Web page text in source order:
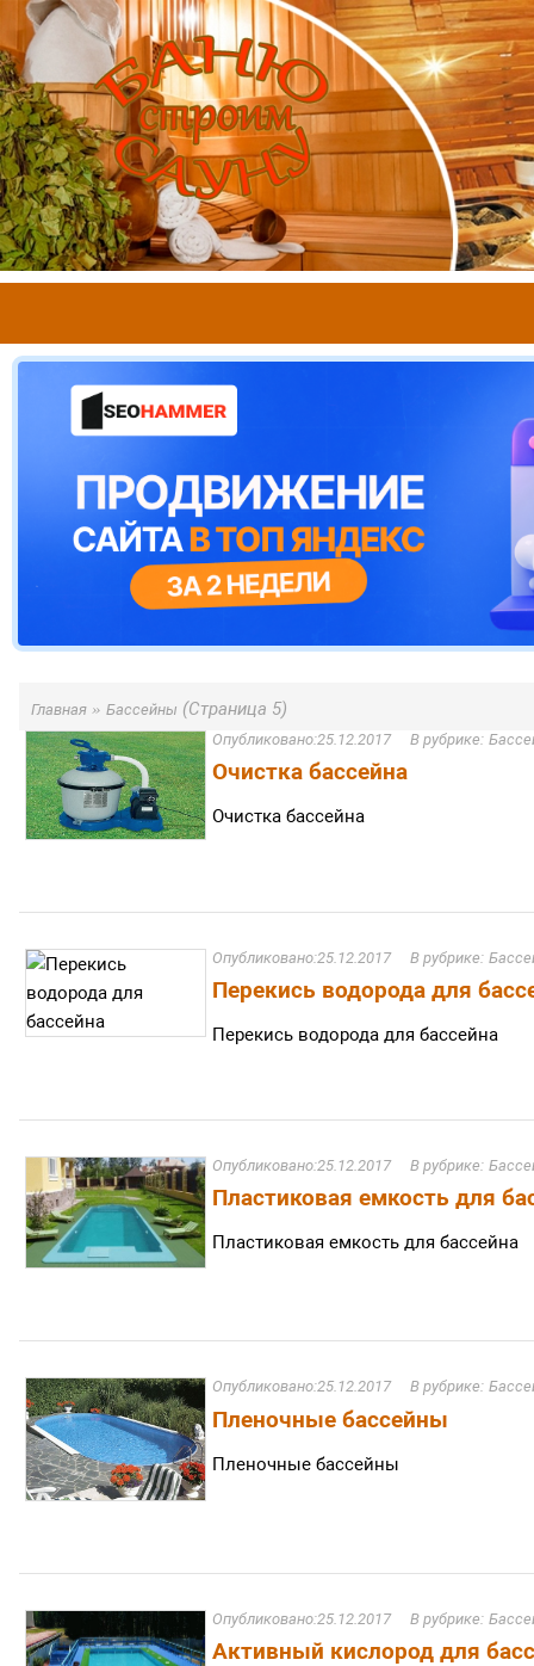
Главная » Бассейны (Страница 5)
25.12.2017
Очистка бассейна
Очистка бассейна
25.12.2017
Перекись водорода для
Перекись водорода для бассейна
25.12.2017
Пластиковая емкость для
Пластиковая емкость для бассейна
25.12.2017
Пленочные бассейны
Пленочные бассейны
25.12.2017
Активный кислород для